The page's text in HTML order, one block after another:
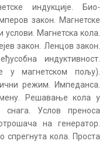
индукције. Био-
закон. Магнетске
услови. Магнетска кола.
закон. Ленцов закон.
индуктивност.
у магнетском пољу).
режим. Импеданса.
Решавање кола у
снага. Услов преноса
на генератор.
спрегнута кола. Проста